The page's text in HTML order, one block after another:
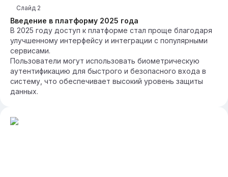
Введение в платформу 2025 года
Слайд 2
В 2025 году доступ к платформе стал проще благодаря
улучшенному интерфейсу и интеграции с популярными
сервисами.
Пользователи могут использовать биометрическую
аутентификацию для быстрого и безопасного входа в
систему, что обеспечивает высокий уровень защиты
данных.